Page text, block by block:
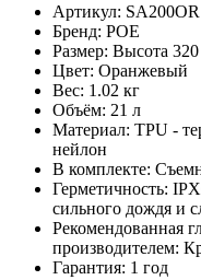
Артикул: SA200OR
Бренд: POE
Размер: Высота
Цвет: Оранжевый
Вес: 1.02 кг
Объём: 21 л
Материал: TPU -
нейлон
В комплекте:
Герметичность:
сильного дождя и
Рекомендованная
производителем:
Гарантия: 1 год